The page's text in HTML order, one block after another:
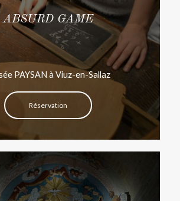
ABSURD GAME
PAYSAN à Viuz-en-Sallaz
Réservation